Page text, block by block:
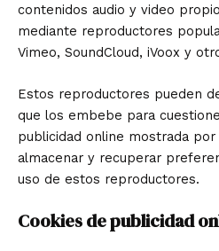
contenidos audio y video
mediante reproductores
Vimeo, SoundCloud, iVoox y
Estos reproductores pueden
que los embebe para
publicidad online mostrada
almacenar y recuperar
uso de estos reproductores.
Cookies de publicidad